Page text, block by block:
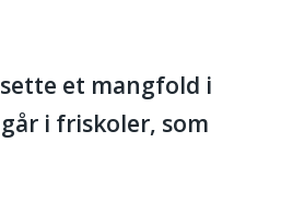
et mangfold i
i friskoler, som